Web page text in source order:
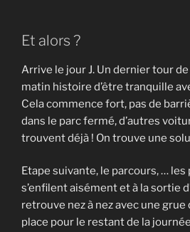
Et alors ?
Arrive le jour J. Un dernier tour
matin histoire d’être tranquille
Cela commence fort, pas de
dans le parc fermé, d’autres
trouvent déjà ! On trouve une
Etape suivante, le parcours, …
s’enfilent aisément et à la sortie
retrouve nez à nez avec une grue
place pour le restant de la